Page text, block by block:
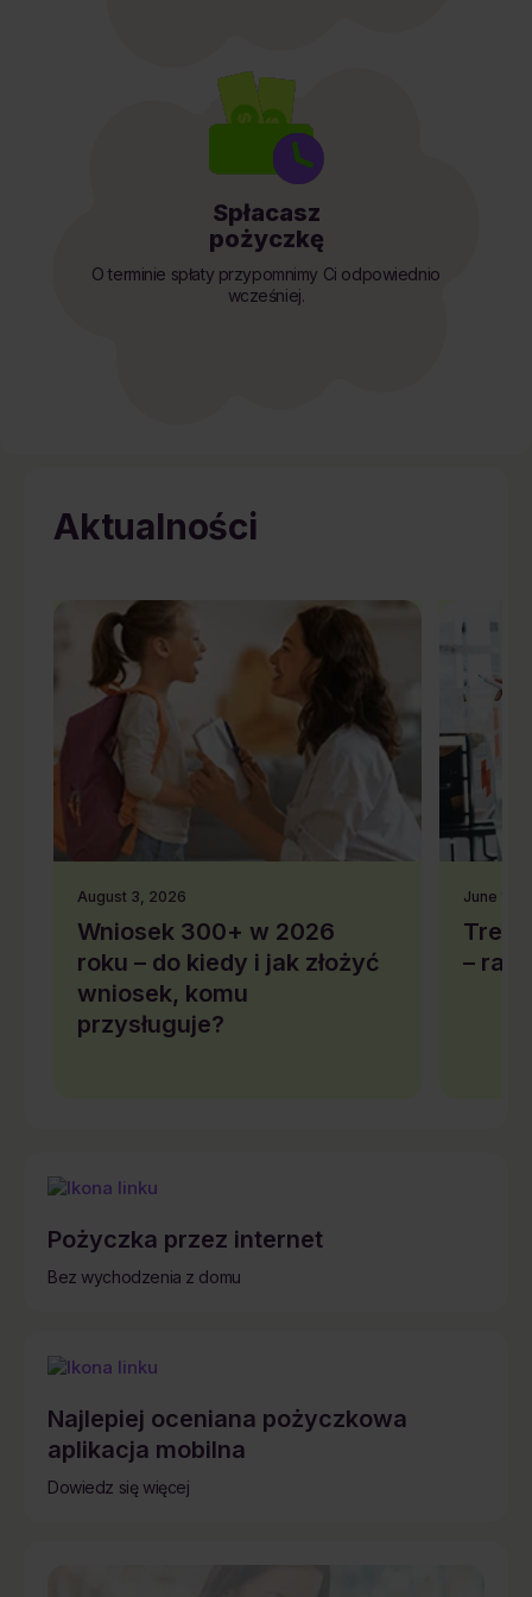
Spłacasz
pożyczkę
O terminie spłaty przypomnimy Ci odpowiednio
wcześniej.
Aktualności
August 3, 2026
Wniosek 300+ w 2026
roku – do kiedy i jak złożyć
wniosek, komu
przysługuje?
June 10,
–
Pożyczka przez internet
Bez wychodzenia z domu
Najlepiej oceniana pożyczkowa
aplikacja mobilna
Dowiedz się więcej